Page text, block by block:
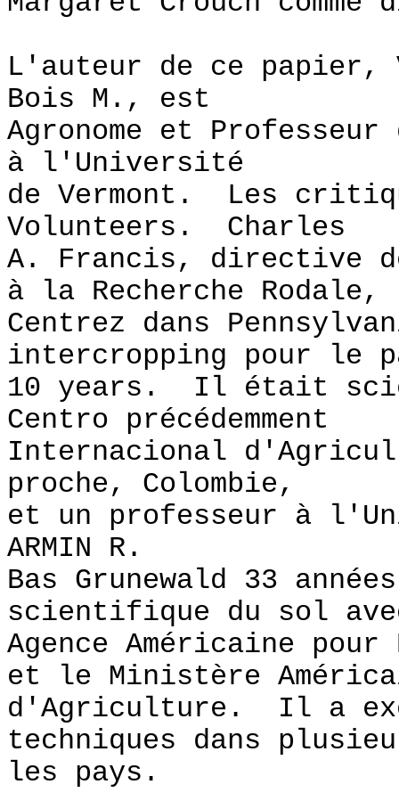
L'auteur de ce papier,
Bois M., est
Agronome et
à l'Université
de Vermont. Les
Volunteers. Charles
A. Francis, directive
à la Recherche Rodale,
Centrez dans
intercropping pour le
10 years. Il était
Centro précédemment
Internacional
proche, Colombie,
et un professeur à
ARMIN R.
Bas Grunewald 33
scientifique du sol
Agence Américaine
et le Ministère
d'Agriculture. Il a
techniques dans
les pays.